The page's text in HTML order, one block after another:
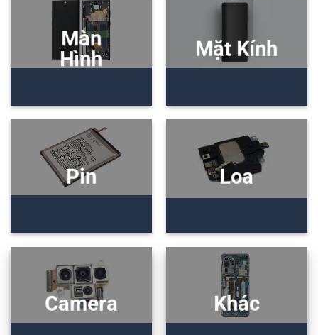
Màn
Hình
Mặt Kính
Pin Loa
Camera Khác